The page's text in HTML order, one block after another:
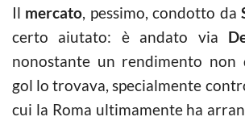
Il mercato, pessimo, condotto da
certo aiutato: è andato via
nonostante un rendimento non
gol lo trovava, specialmente
cui la Roma ultimamente ha